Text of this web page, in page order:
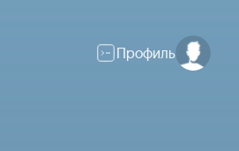
Профиль